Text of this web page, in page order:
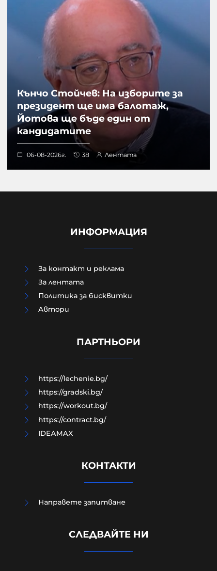
Кънчо Стойчев: На изборите за
президент ще има балотаж,
Йотова ще бъде един от
кандидатите
06-08-2026г. 38 Лентата
Политическият инстинкт на
самонареклата се демократична
позиция СРЕЩУ собствения народ
Защо до момента не са засегнали
ИНФОРМАЦИЯ
За контакт и реклама
За лентата
Политика за бисквитки
Aвтори
ПАРТНЬОРИ
https://lechenie.bg/
https://gradski.bg/
https://workout.bg/
https://contract.bg/
IDEAMAX
КОНТАКТИ
Направете запитване
СЛЕДВАЙТЕ НИ